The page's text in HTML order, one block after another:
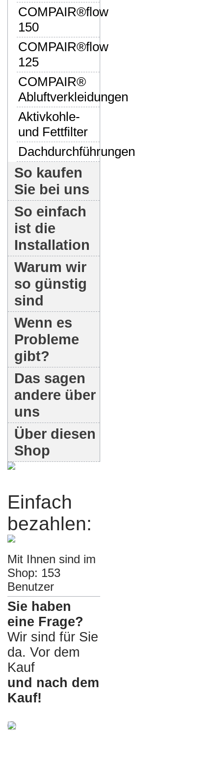
COMPAIR®flow
150
COMPAIR®flow
125
COMPAIR®
Abluftverkleidungen
Aktivkohle-
und Fettfilter
Dachdurchführungen
So kaufen
Sie bei uns
So einfach
ist die
Installation
Warum wir
so günstig
sind
Wenn es
Probleme
gibt?
Das sagen
andere über
uns
Über diesen
Shop
Einfach
bezahlen:
Mit Ihnen sind im
Shop: 153
Benutzer
Sie haben
eine Frage?
Wir sind für Sie
da. Vor dem
Kauf
und nach dem
Kauf!